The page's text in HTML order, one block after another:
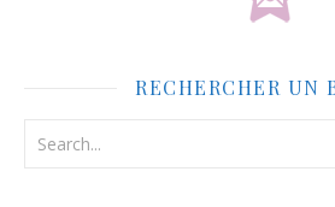
RECHERCHER UN